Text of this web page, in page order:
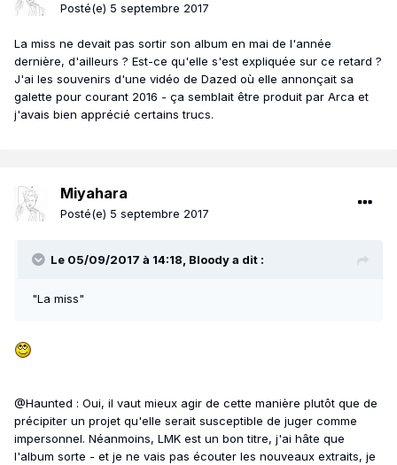
Posté(e) 5 septembre 2017
La miss ne devait pas sortir son album en mai de l'année
dernière, d'ailleurs ? Est-ce qu'elle s'est expliquée sur ce retard ?
J'ai les souvenirs d'une vidéo de Dazed où elle annonçait sa
galette pour courant 2016 - ça semblait être produit par Arca et
j'avais bien apprécié certains trucs.
Miyahara
Posté(e) 5 septembre 2017
Le 05/09/2017 à 14:18, Bloody a dit :
"La miss"
@Haunted : Oui, il vaut mieux agir de cette manière plutôt que de
précipiter un projet qu'elle serait susceptible de juger comme
impersonnel. Néanmoins, LMK est un bon titre, j'ai hâte que
l'album sorte - et je ne vais pas écouter les nouveaux extraits, je